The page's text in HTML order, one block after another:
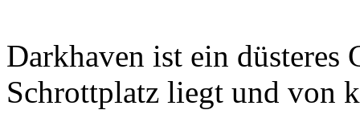
Darkhaven ist ein düsteres
Schrottplatz liegt und von